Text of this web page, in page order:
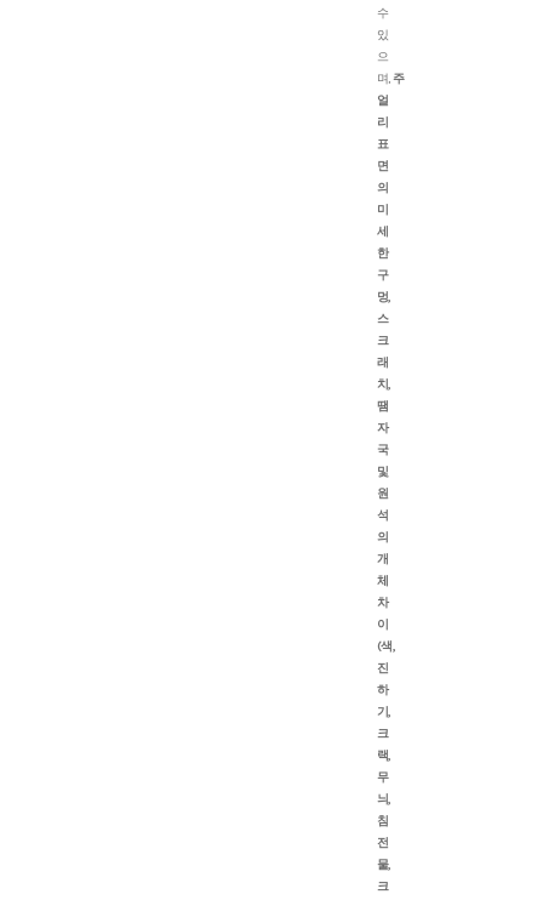
수
있
으
며,주
얼
리
표
면
의
미
세
한
구
멍,
스
크
래
치,
땜
자
국
및
원
석
의
개
체
차
이
(색,
진
하
기,
크
랙,
무
늬,
침
전
물,
크